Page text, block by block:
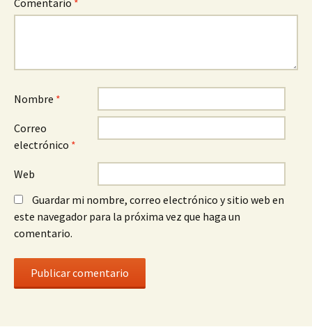
Comentario *
Nombre *
Correo
electrónico *
Web
Guardar mi nombre, correo electrónico y sitio web en
este navegador para la próxima vez que haga un
comentario.